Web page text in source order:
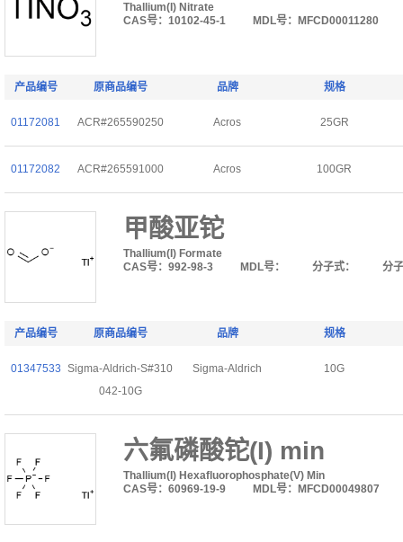
Thallium(I) Nitrate
CAS号：10102-45-1
MDL号：MFCD00011280
产品编号 原商品编号 品牌 规格
01172081 ACR#265590250 Acros 25GR
01172082 ACR#265591000 Acros 100GR
甲酸亚铊
Thallium(I) Formate
CAS号：992-98-3
MDL号： 分子式： 分
产品编号 原商品编号 品牌 规格
01347533 Sigma-Aldrich-S#310
042-10G
Sigma-Aldrich 10G
六氟磷酸铊(I) min
Thallium(I) Hexafluorophosphate(V) Min
CAS号：60969-19-9
MDL号：MFCD00049807